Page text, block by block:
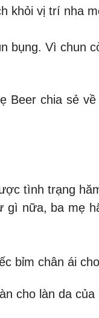
khỏi vị trí nha
bụng. Vì chun
Beer chia sẻ
tình trạng
nữa, ba mẹ
bỉm chân ái
cho làn da của